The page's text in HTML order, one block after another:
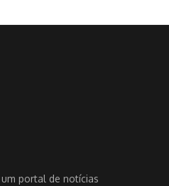
portal de notícias